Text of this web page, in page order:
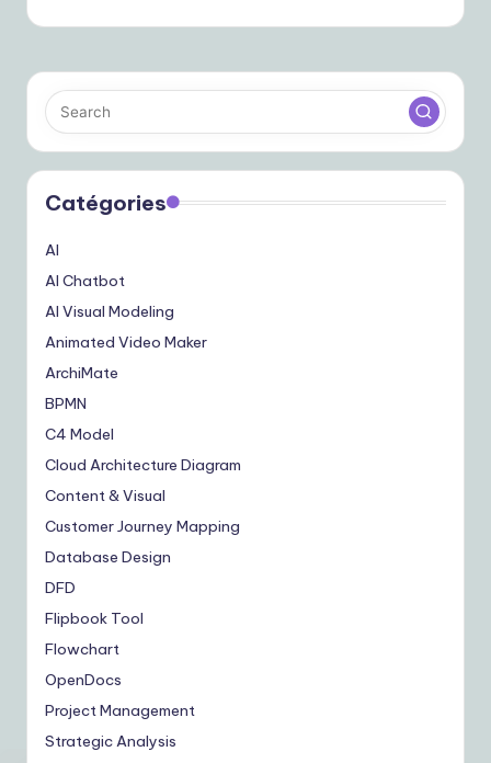
Catégories
AI
AI Chatbot
AI Visual Modeling
Animated Video Maker
ArchiMate
BPMN
C4 Model
Cloud Architecture Diagram
Content & Visual
Customer Journey Mapping
Database Design
DFD
Flipbook Tool
Flowchart
OpenDocs
Project Management
Strategic Analysis